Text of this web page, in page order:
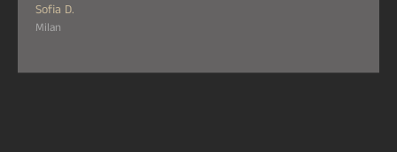
Sofia D.
Milan